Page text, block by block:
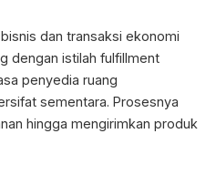
dan transaksi ekonomi
dengan istilah fulfillment
penyedia ruang
sementara. Prosesnya
hingga mengirimkan produk